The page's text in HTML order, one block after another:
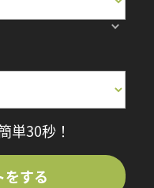
単30秒！
をする